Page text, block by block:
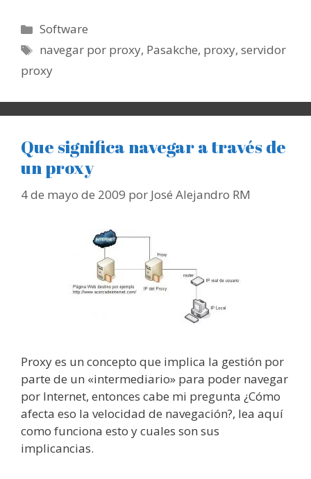
Categorías
Software
Etiquetas
navegar por proxy, Pasakche, proxy,servidor
proxy
Que significa navegar a través de
un proxy
4 de mayo de 2009 por José Alejandro RM
Proxy es un concepto que implica la gestión por
parte de un «intermediario» para poder navegar
por Internet, entonces cabe mi pregunta ¿Cómo
afecta eso la velocidad de navegación?, lea aquí
como funciona esto y cuales son sus
implicancias.